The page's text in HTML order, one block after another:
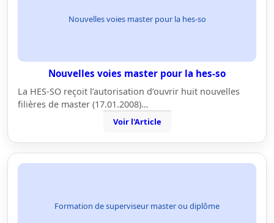
Nouvelles voies master pour la hes-so
Nouvelles voies master pour la hes-so
La HES-SO reçoit l’autorisation d’ouvrir huit nouvelles
filières de master (17.01.2008)…
Voir l'Article
Formation de superviseur master ou diplôme